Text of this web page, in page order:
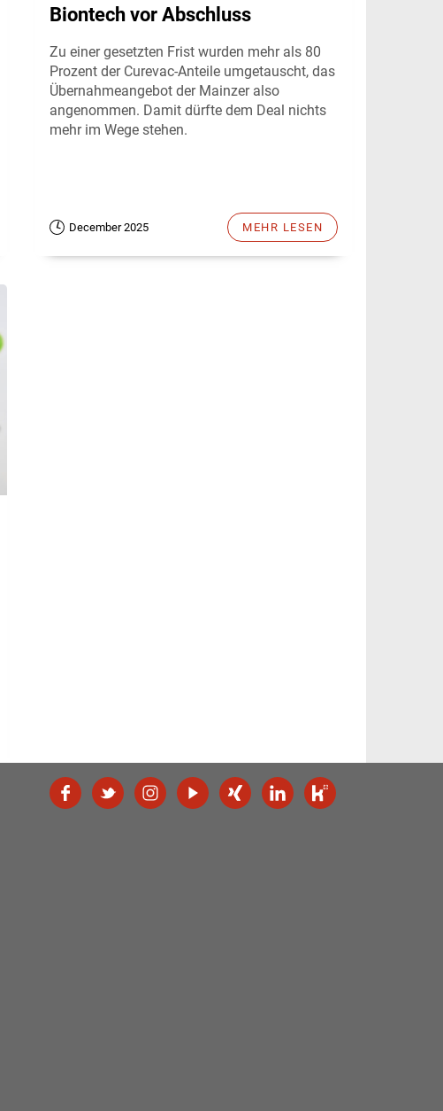
Biontech vor Abschluss
Zu einer gesetzten Frist wurden mehr als 80
Prozent der Curevac-Anteile umgetauscht, das
Übernahmeangebot der Mainzer also
angenommen. Damit dürfte dem Deal nichts
mehr im Wege stehen.
December 2025 MEHR LESEN